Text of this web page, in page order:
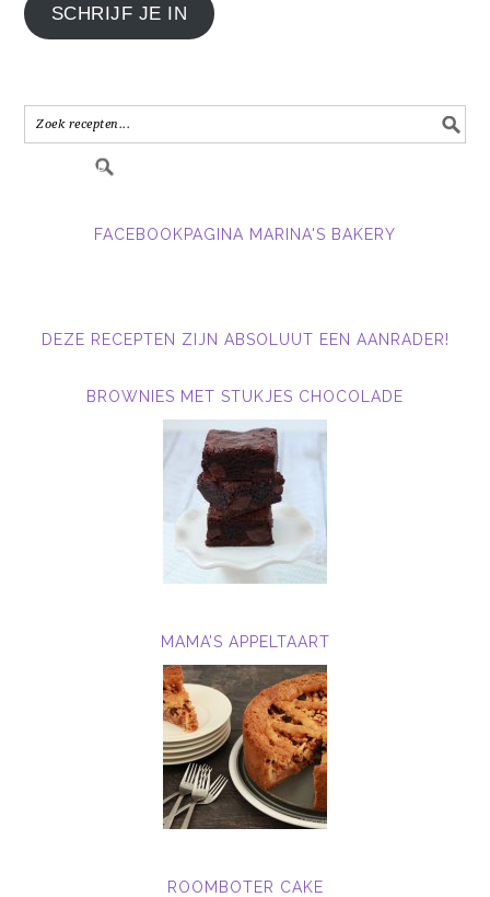
e-
in.....
SCHRIJF JE IN
FACEBOOKPAGINA MARINA'S BAKERY
DEZE RECEPTEN ZIJN ABSOLUUT EEN AANRADER!
BROWNIES MET STUKJES CHOCOLADE
MAMA’S APPELTAART
ROOMBOTER CAKE